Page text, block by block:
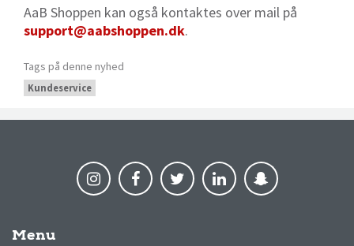
AaB Shoppen kan også kontaktes over mail på
support@aabshoppen.dk.
Tags på denne nyhed
Kundeservice
Menu